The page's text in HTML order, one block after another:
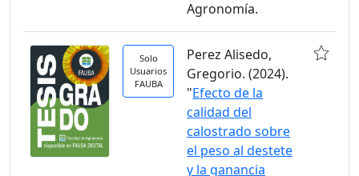
Agronomía.
Solo
Usuarios
FAUBA
Perez Alisedo,
Gregorio. (2024).
"Efecto de la
calidad del
calostrado sobre
el peso al destete
y la ganancia